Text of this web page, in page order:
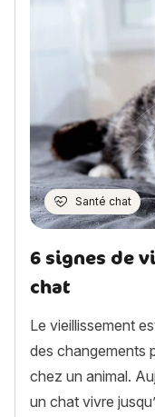
Santé chat
6 signes de
chat
Le vieillissement
des changements
chez un animal.
un chat vivre